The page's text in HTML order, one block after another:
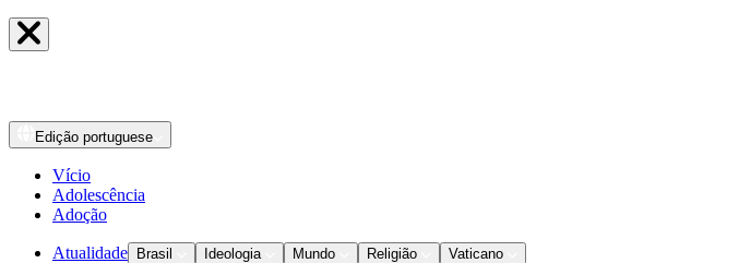
Edição portuguese
Vício
Adolescência
Adoção
Atualidade Brasil Ideologia Mundo Religião Vaticano